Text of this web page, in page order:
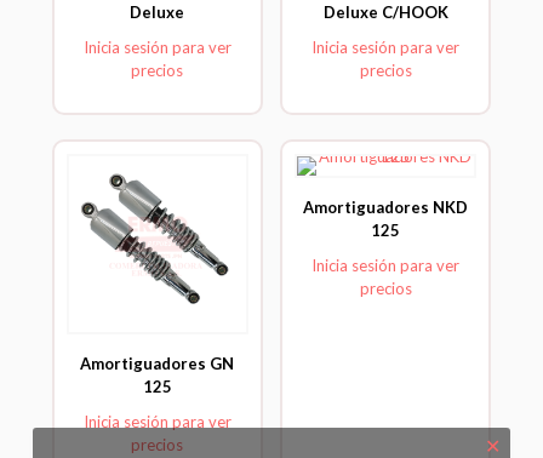
Deluxe
Inicia sesión para ver
precios
Deluxe C/HOOK
Inicia sesión para ver
precios
Amortiguadores GN
125
Inicia sesión para ver
precios
Amortiguadores NKD
125
Inicia sesión para ver
precios
✕